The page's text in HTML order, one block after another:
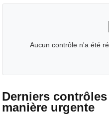
Aucun contrôle n'a été
Derniers
manière urgente